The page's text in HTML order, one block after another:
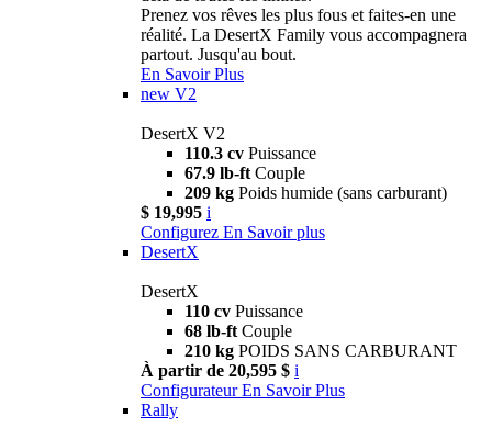
Prenez vos rêves les plus fous et faites-en une
réalité. La DesertX Family vous accompagnera
partout. Jusqu'au bout.
En Savoir Plus
new V2
DesertX V2
110.3 cv Puissance
67.9 lb-ft Couple
209 kg Poids humide (sans carburant)
$ 19,995 i
Configurez En Savoir plus
DesertX
DesertX
110 cv Puissance
68 lb-ft Couple
210 kg POIDS SANS CARBURANT
À partir de 20,595 $ i
Configurateur En Savoir Plus
Rally